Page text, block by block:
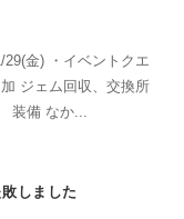
金) ・イベントクエ
ジェム回収、交換所
装備 なか...
しました